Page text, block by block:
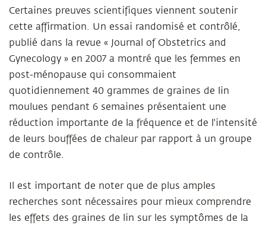
Certaines preuves scientifiques viennent soutenir
cette affirmation. Un essai randomisé et contrôlé,
publié dans la revue « Journal of Obstetrics and
Gynecology » en 2007 a montré que les femmes en
post-ménopause qui consommaient
quotidiennement 40 grammes de graines de lin
moulues pendant 6 semaines présentaient une
réduction importante de la fréquence et de l'intensité
de leurs bouffées de chaleur par rapport à un groupe
de contrôle.
Il est important de noter que de plus amples
recherches sont nécessaires pour mieux comprendre
les effets des graines de lin sur les symptômes de la